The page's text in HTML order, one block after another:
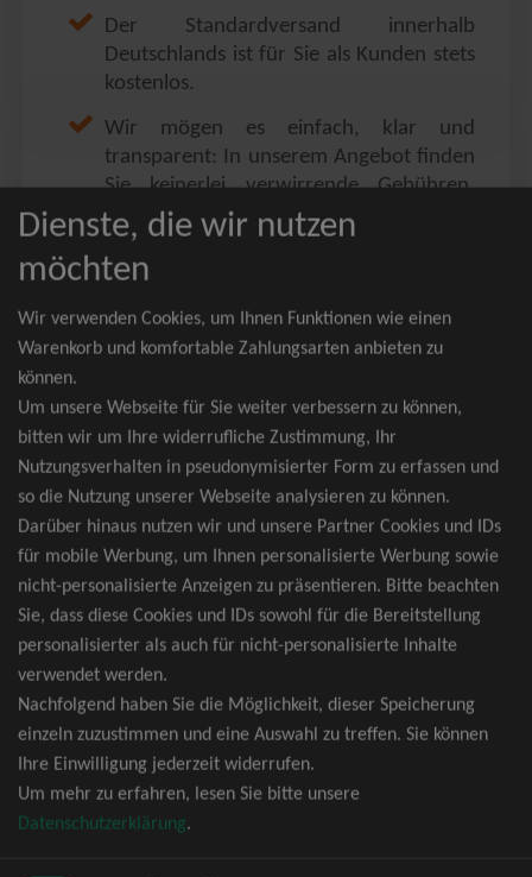
Der Standardversand innerhalb
Deutschlands ist für Sie als Kunden stets
kostenlos.
Wir mögen es einfach, klar und
transparent: In unserem Angebot finden
Sie keinerlei verwirrende Gebühren,
Zusatzangebote oder ähnliches.
Sie erhalten ausschließlich
zusammenhängende Sitzplätze, welche
nach der Bestplatzbuchung vergeben
werden.
wider Erwarten doch nicht verfügbar
sein, erhalten Sie von uns Tickets für die
nächst bessere Kategorie. Und das
kostenfrei und völlig automatisch.
TOP-Events
André Rieu Tickets
David Garrett Tickets
Andrea Berg Tickets
Backstreet Boys Tickets
Unheilig Tickets
Santiano Tickets
Dienste, die wir nutzen
möchten
Wir verwenden Cookies, um Ihnen Funktionen wie einen
Warenkorb und komfortable Zahlungsarten anbieten zu
können.
Um unsere Webseite für Sie weiter verbessern zu können,
bitten wir um Ihre widerrufliche Zustimmung, Ihr
Nutzungsverhalten in pseudonymisierter Form zu erfassen und
so die Nutzung unserer Webseite analysieren zu können.
Darüber hinaus nutzen wir und unsere Partner Cookies und IDs
für mobile Werbung, um Ihnen personalisierte Werbung sowie
nicht-personalisierte Anzeigen zu präsentieren. Bitte beachten
Sie, dass diese Cookies und IDs sowohl für die Bereitstellung
personalisierter als auch für nicht-personalisierte Inhalte
verwendet werden.
Nachfolgend haben Sie die Möglichkeit, dieser Speicherung
einzeln zuzustimmen und eine Auswahl zu treffen. Sie können
Ihre Einwilligung jederzeit widerrufen.
Um mehr zu erfahren, lesen Sie bitte unsere
Datenschutzerklärung.